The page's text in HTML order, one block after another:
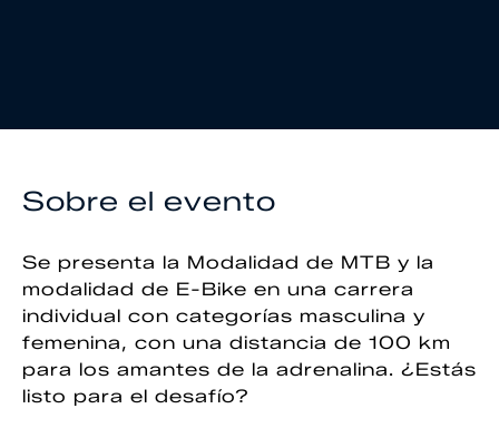
Sobre el evento
Se presenta la Modalidad de MTB y la
modalidad de E-Bike en una carrera
individual con categorías masculina y
femenina, con una distancia de 100 km
para los amantes de la adrenalina. ¿Estás
listo para el desafío?